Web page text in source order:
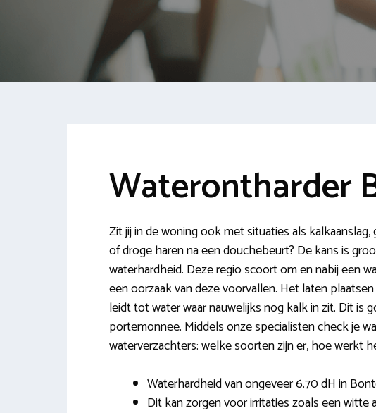
Waterontharder
Zit jij in de woning ook met situaties als
of droge haren na een douchebeurt? De kans is
waterhardheid. Deze regio scoort om en nabij een
een oorzaak van deze voorvallen. Het laten
leidt tot water waar nauwelijks nog kalk in zit. Dit is
portemonnee. Middels onze specialisten check je
waterverzachters: welke soorten zijn er, hoe werkt
Waterhardheid van ongeveer 6.70 dH in
Dit kan zorgen voor irritaties zoals een